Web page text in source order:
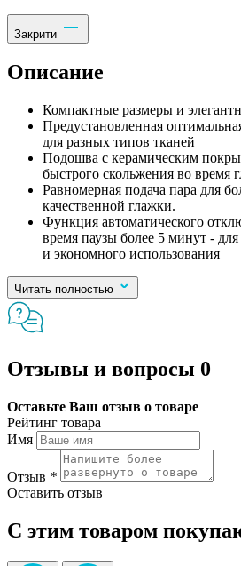
Закрити
Описание
Компактные размеры и
Предустановленная
для разных типов тканей
Подошва с керамическим
быстрого скольжения во время
Равномерная подача пара для
качественной глажки.
Функция автоматического
время паузы более 5 минут - для
и экономного использования
Читать полностью
Отзывы и вопросы 0
Оставьте Ваш отзыв о товаре
Рейтинг товара
Имя
Отзыв *
Оставить отзыв
С этим товаром